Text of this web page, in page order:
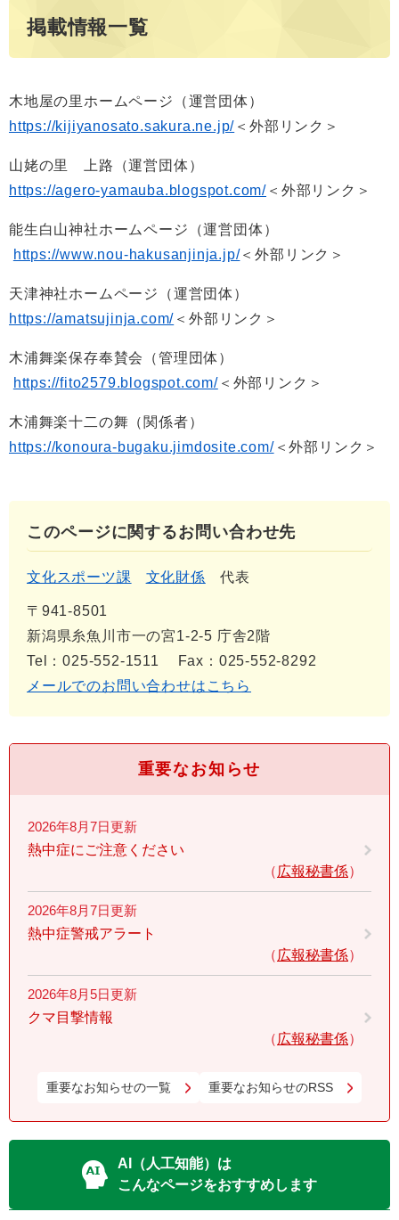
掲載情報一覧
木地屋の里ホームページ（運営団体）
https://kijiyanosato.sakura.ne.jp/ ＜外部リンク＞
山姥の里 上路（運営団体）
https://agero-yamauba.blogspot.com/ ＜外部リンク＞
能生白山神社ホームページ（運営団体）
https://www.nou-hakusanjinja.jp/＜外部リンク＞
天津神社ホームページ（運営団体）
https://amatsujinja.com/ ＜外部リンク＞
木浦舞楽保存奉賛会（管理団体）
https://fito2579.blogspot.com/＜外部リンク＞
木浦舞楽十二の舞（関係者）
https://konoura-bugaku.jimdosite.com/＜外部リンク＞
このページに関するお問い合わせ先
文化スポーツ課 文化財係 代表
〒941-8501
新潟県糸魚川市一の宮1-2-5 庁舎2階
Tel：025-552-1511
Fax：025-552-8292
メールでのお問い合わせはこちら
重要なお知らせ
2026年8月7日更新
熱中症にご注意ください
広報秘書係
2026年8月7日更新
熱中症警戒アラート
広報秘書係
2026年8月5日更新
クマ目撃情報
広報秘書係
重要なお知らせの一覧 重要なお知らせのRSS
AI（人工知能）は
こんなページをおすすめします